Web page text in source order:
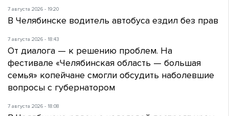
7 августа 2026 - 19:20
В Челябинске водитель автобуса ездил без прав
7 августа 2026 - 18:43
От диалога — к решению проблем. На
фестивале «Челябинская область — большая
семья» копейчане смогли обсудить наболевшие
вопросы с губернатором
7 августа 2026 - 18:08